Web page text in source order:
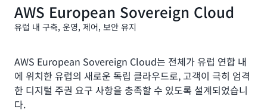
AWS European Sovereign Cloud
유럽 내 구축, 운영, 제어, 보안 유지
AWS European Sovereign Cloud는 전체가 유럽 연합 내
에 위치한 유럽의 새로운 독립 클라우드로, 고객이 극히 엄격
한 디지털 주권 요구 사항을 충족할 수 있도록 설계되었습니
다.